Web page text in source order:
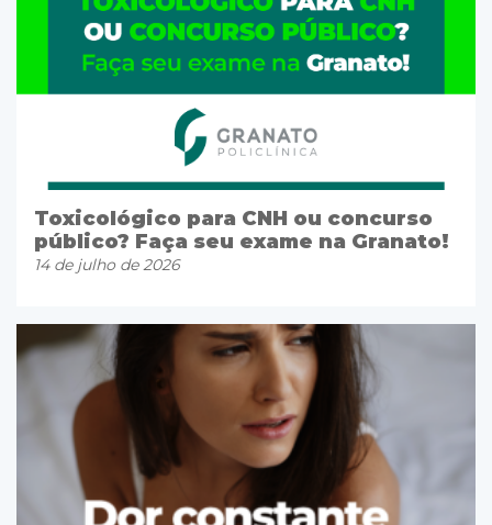
Toxicológico para CNH ou concurso
público? Faça seu exame na Granato!
14 de julho de 2026